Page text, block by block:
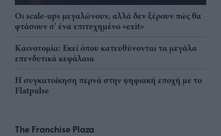
Οι scale-ups μεγαλώνουν, αλλά δεν ξέρουν πώς θα
φτάσουν σ' ένα επιτυχημένο «exit»
Καινοτομία: Εκεί όπου κατευθύνονται τα μεγάλα
επενδυτικά κεφάλαια
Η συγκατοίκηση περνά στην ψηφιακή εποχή με το
Flatpulse
The Franchise Plaza